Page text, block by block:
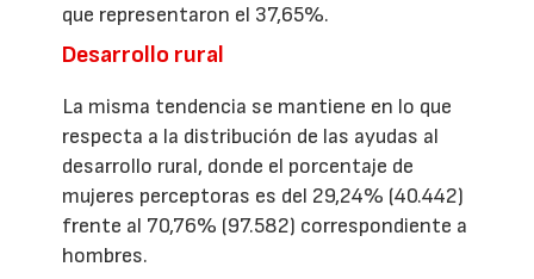
que representaron el 37,65%.
Desarrollo rural
La misma tendencia se mantiene en lo que
respecta a la distribución de las ayudas al
desarrollo rural, donde el porcentaje de
mujeres perceptoras es del 29,24% (40.442)
frente al 70,76% (97.582) correspondiente a
hombres.